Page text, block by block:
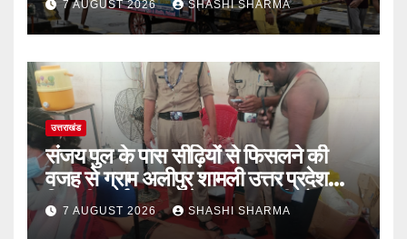
7 AUGUST 2026 SHASHI SHARMA
उत्तराखंड
संजय पुल के पास सीढ़ियों से फिसलने की
वजह से ग्राम अलीपुर शामली उत्तर प्रदेश
निवासी आर्यन कुमार के सर पर गहरी चोट आ
गई
7 AUGUST 2026 SHASHI SHARMA